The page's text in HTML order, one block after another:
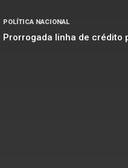
POLÍTICA NACIONAL
Prorrogada linha de crédito